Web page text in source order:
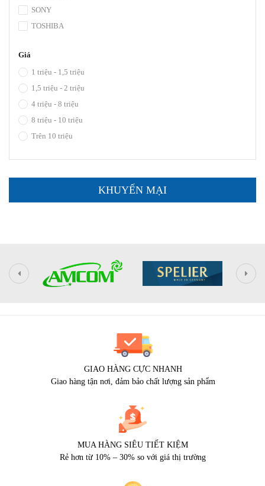
SONY
TOSHIBA
Giá
1 triệu - 1,5 triệu
1,5 triệu - 2 triệu
4 triệu - 8 triệu
8 triệu - 10 triệu
Trên 10 triệu
KHUYẾN MẠI
GIAO HÀNG CỰC NHANH
Giao hàng tận nơi, đảm bảo chất lượng sản phẩm
MUA HÀNG SIÊU TIẾT KIỆM
Rẻ hơn từ 10% – 30% so với giá thị trường